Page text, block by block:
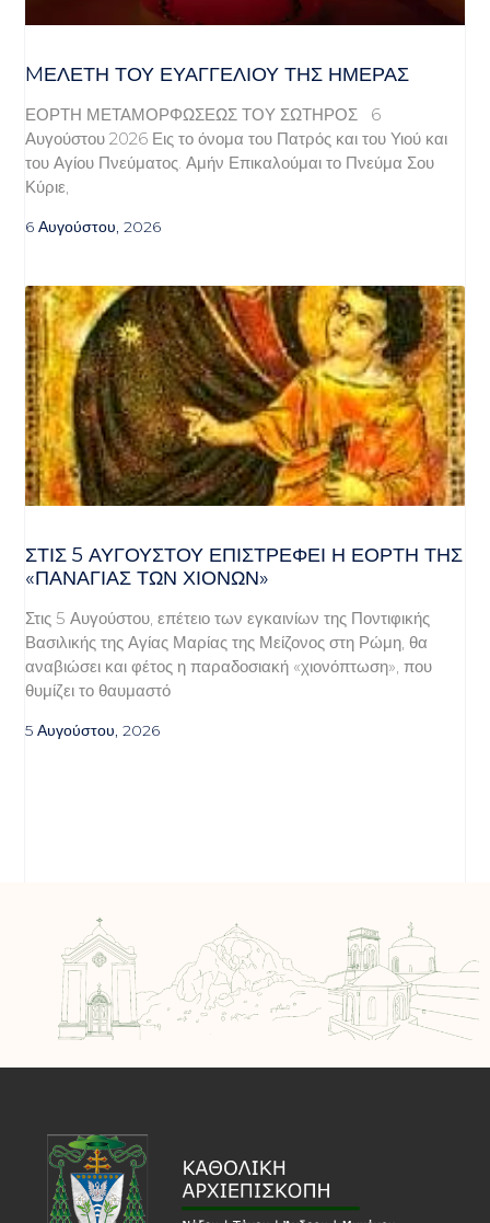
MΕΛΈΤΗ ΤΟΥ ΕΥΑΓΓΕΛΊΟΥ ΤΗΣ ΗΜΈΡΑΣ
ΕΟΡΤΗ ΜΕΤΑΜΟΡΦΩΣΕΩΣ ΤΟΥ ΣΩΤΗΡΟΣ 6
Αυγούστου 2026 Εις το όνομα του Πατρός και του Υιού και
του Αγίου Πνεύματος. Αμήν Επικαλούμαι το Πνεύμα Σου
Κύριε,
6 Αυγούστου, 2026
ΣΤΙΣ 5 ΑΥΓΟΎΣΤΟΥ ΕΠΙΣΤΡΈΦΕΙ Η ΕΟΡΤΉ ΤΗΣ
«ΠΑΝΑΓΊΑΣ ΤΩΝ ΧΙΌΝΩΝ»
Στις 5 Αυγούστου, επέτειο των εγκαινίων της Ποντιφικής
Βασιλικής της Αγίας Μαρίας της Μείζονος στη Ρώμη, θα
αναβιώσει και φέτος η παραδοσιακή «χιονόπτωση», που
θυμίζει το θαυμαστό
5 Αυγούστου, 2026